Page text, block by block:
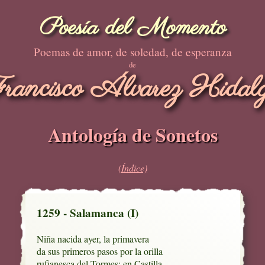
Poesía del Momento
Poemas de amor, de soledad, de esperanza
de
Álvarez
Antología de Sonetos
(Índice)
1259 - Salamanca (I)
Niña nacida ayer, la primavera
da sus primeros pasos por la orilla